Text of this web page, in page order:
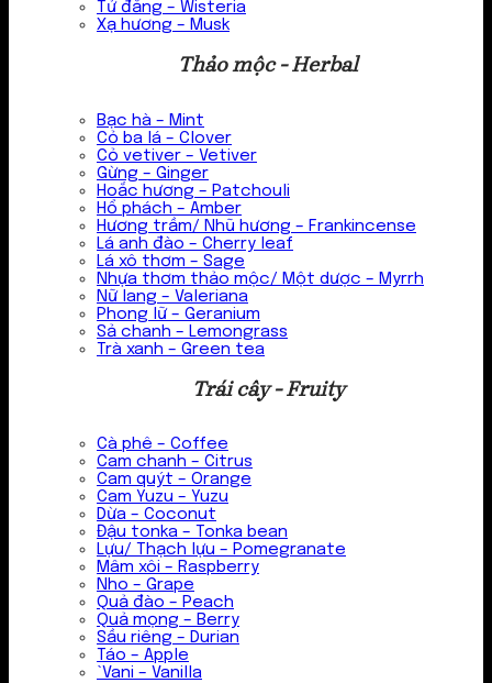
Tử đằng – Wisteria
Xạ hương – Musk
Thảo mộc - Herbal
Bạc hà – Mint
Cỏ ba lá – Clover
Cỏ vetiver – Vetiver
Gừng – Ginger
Hoắc hương – Patchouli
Hổ phách – Amber
Hương trầm/ Nhũ hương – Frankincense
Lá anh đào – Cherry leaf
Lá xô thơm – Sage
Nhựa thơm thảo mộc/ Một dược – Myrrh
Nữ lang – Valeriana
Phong lữ – Geranium
Sả chanh – Lemongrass
Trà xanh – Green tea
Trái cây - Fruity
Cà phê – Coffee
Cam chanh – Citrus
Cam quýt – Orange
Cam Yuzu – Yuzu
Dừa – Coconut
Đậu tonka – Tonka bean
Lựu/ Thạch lựu – Pomegranate
Mâm xôi – Raspberry
Nho – Grape
Quả đào – Peach
Quả mọng – Berry
Sầu riêng – Durian
Táo – Apple
`Vani – Vanilla